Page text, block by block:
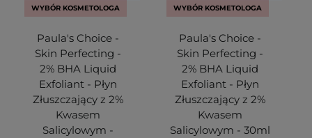
WYBÓR KOSMETOLOGA
Paula's Choice -
Skin Perfecting -
2% BHA Liquid
Exfoliant - Płyn
Złuszczający z 2%
Kwasem
Salicylowym -
WYBÓR KOSMETOLOGA
Paula's Choice -
Skin Perfecting -
2% BHA Liquid
Exfoliant - Płyn
Złuszczający z 2%
Kwasem
Salicylowym - 30ml